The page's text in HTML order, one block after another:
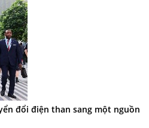
đổi điện than sang một nguồn